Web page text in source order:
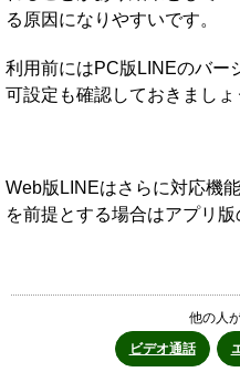
る原因になりやすいです。
利用前にはPC版LINEのバー
可設定も確認しておきましょ
Web版LINEはさらに対応機
を前提とする場合はアプリ版
他の人
ビデオ通話